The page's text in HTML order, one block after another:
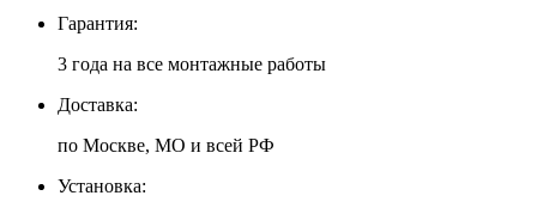
Гарантия:
3 года на все монтажные работы
Доставка:
по Москве, МО и всей РФ
Установка: